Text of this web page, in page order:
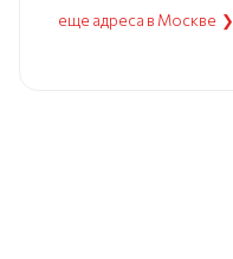
еще адреса в Москве ❯